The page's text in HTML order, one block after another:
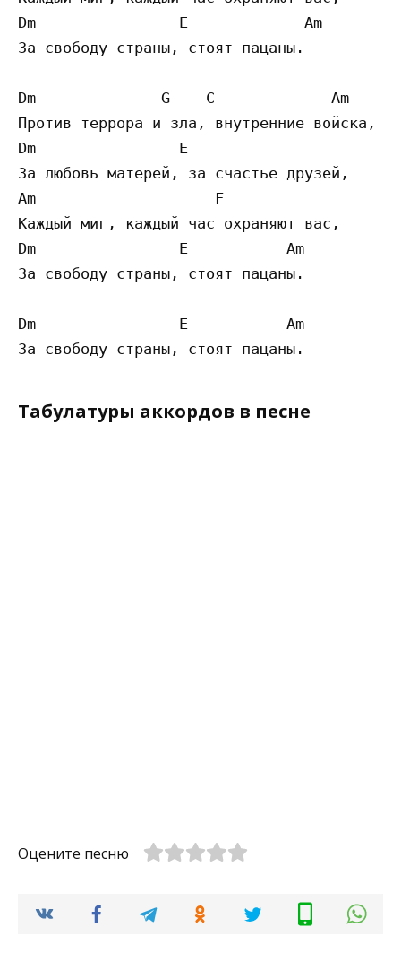
Dm                E             Am
За свободу страны, стоят пацаны.
Dm              G    C             Am
Против террора и зла, внутренние войска,
Dm                E
За любовь матерей, за счастье друзей,
Am                    F
Каждый миг, каждый час охраняют вас,
Dm                E           Am
За свободу страны, стоят пацаны.
Dm                E           Am
Табулатуры аккордов в песне
Оцените песню